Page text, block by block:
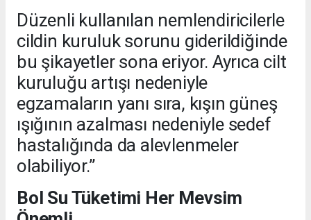
Düzenli kullanılan nemlendiricilerle
cildin kuruluk sorunu giderildiğinde
bu şikayetler sona eriyor. Ayrıca cilt
kuruluğu artışı nedeniyle
egzamaların yanı sıra, kışın güneş
ışığının azalması nedeniyle sedef
hastalığında da alevlenmeler
olabiliyor.”
Bol Su Tüketimi Her Mevsim